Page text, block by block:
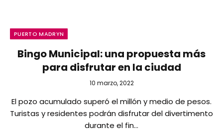
PUERTO MADRYN
Bingo Municipal: una propuesta más
para disfrutar en la ciudad
10 marzo, 2022
El pozo acumulado superó el millón y medio de pesos.
Turistas y residentes podrán disfrutar del divertimento
durante el fin…